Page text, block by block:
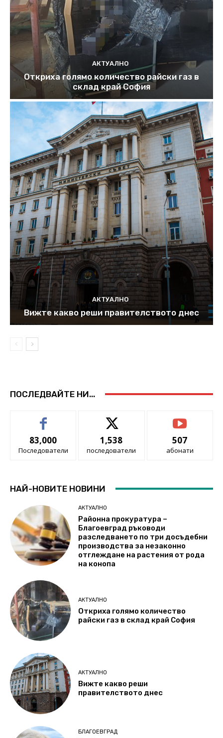
АКТУАЛНО
Откриха голямо количество райски газ в
склад край София
АКТУАЛНО
Вижте какво реши правителството днес
ПОСЛЕДВАЙТЕ НИ...
83,000
Последователи
1,538
последователи
507
абонати
НАЙ-НОВИТЕ НОВИНИ
АКТУАЛНО
Районна прокуратура –
Благоевград ръководи
разследването по три досъдебни
производства за незаконно
отглеждане на растения от рода
на конопа
АКТУАЛНО
Откриха голямо количество
райски газ в склад край София
АКТУАЛНО
Вижте какво реши
правителството днес
БЛАГОЕВГРАД